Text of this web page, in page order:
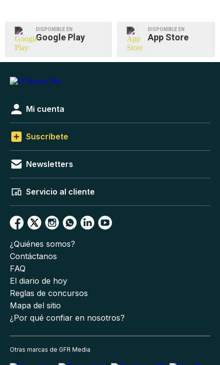
DISPONIBLE EN
Google Play
DISPONIBLE EN
App Store
Mi cuenta
Suscríbete
Newsletters
Servicio al cliente
¿Quiénes somos?
Contáctanos
FAQ
El diario de hoy
Reglas de concursos
Mapa del sitio
¿Por qué confiar en nosotros?
Otras marcas de GFR Media